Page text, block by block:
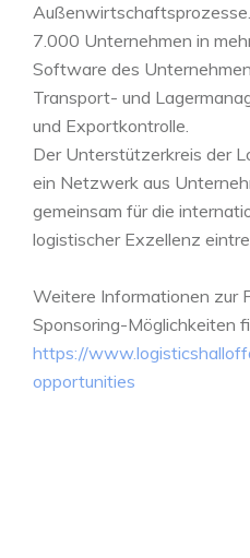
7.000 Unternehmen in
Software des
Transport- und
und Exportkontrolle.
Der Unterstützerkreis der
ein Netzwerk aus
gemeinsam für die
logistischer Exzellenz
Weitere Informationen zur
Sponsoring-Möglichkeiten
https://
opportunities